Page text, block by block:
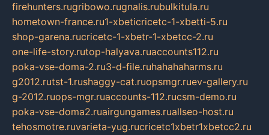
firehunters.rugribowo.rugnalis.rubulkitula.ru
hometown-france.ru1-xbeticricetc-1-xbetti-5.ru
shop-garena.rucricetc-1-xbetr-1-xbetcc-2.ru
one-life-story.rutop-halyava.ruaccounts112.ru
poka-vse-doma-2.ru3-d-file.ruhahahaharms.ru
g2012.rutst-1.rushaggy-cat.ruopsmgr.ruev-gallery.ru
g-2012.ruops-mgr.ruaccounts-112.rucsm-demo.ru
poka-vse-doma2.ruairgungames.ruallseo-host.ru
tehosmotre.ruvarieta-yug.rucricetc1xbetr1xbetcc2.ru